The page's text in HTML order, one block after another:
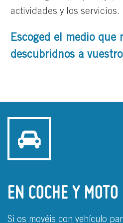
actividades y los servicios.
Escoged el medio que
descubridnos a
EN COCHE Y MOTO
Si os movéis con vehículo